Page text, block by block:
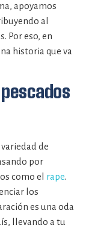
apoyamos
al
Por eso, en
historia que va
de
por
como el rape.
los
es una oda
llevando a tu